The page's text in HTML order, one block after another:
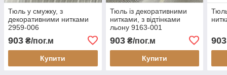
Тюль у смужку, з
декоративними нитками
2959-006
903 ₴/пог.м
Купити
Тюль із декоративними
нитками, з відтінками
льону 9163-001
903₴/пог.м
Купити
903